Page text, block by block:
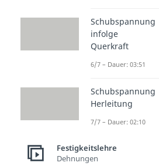
Schubspannung
infolge
Querkraft
6/7 – Dauer: 03:51
Schubspannung
Herleitung
7/7 – Dauer: 02:10
Festigkeitslehre
Dehnungen